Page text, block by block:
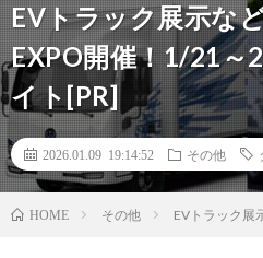
EVトラック展示な
EXPO開催！1/21～
イト[PR]
2026.01.09 19:14:52 その他
HOME その他 EVトラック展